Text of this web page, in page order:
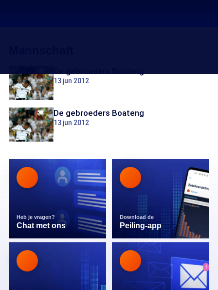
13 jun 2012
De gebroeders Boateng
13 jun 2012
Heb je vragen?
Chat met ons
Download de
Peiling-app